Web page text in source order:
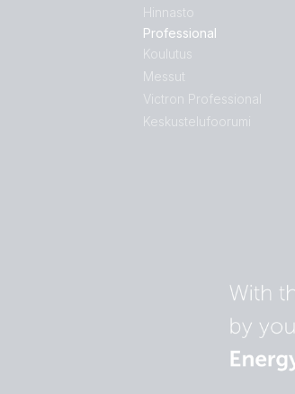
Hinnasto
Professional
Koulutus
Messut
Victron Professional
Keskustelufoorumi